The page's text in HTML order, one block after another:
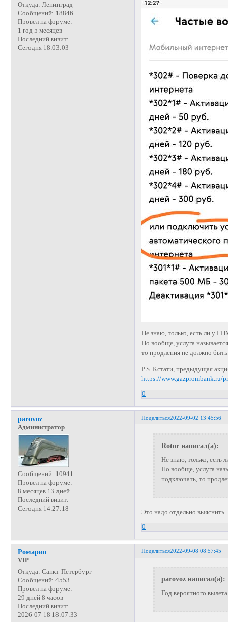
Откуда: Ленинград
Сообщений: 18846
Провел на форуме:
1 год 5 месяцев
Последний визит:
Сегодня 18:03:03
Не знаю, только, есть ли у
Но вообще, услуга
то продления не должно
P.S. Кстати, предыдущая
https://www.gazprombank.ru/
0
Поделиться2022-09-02 13:45:56
parovoz
Администратор
Сообщений: 10941
Провел на форуме:
8 месяцев 13 дней
Последний визит:
Сегодня 14:27:18
Rotor написал(а):
Не знаю, только, есть
Но вообще, услуга
подключать, то
Это надо отдельно
0
Поделиться2022-09-08 08:57:45
Ромарио
VIP
Откуда: Санкт-Петербург
Сообщений: 4553
Провел на форуме:
29 дней 8 часов
Последний визит:
2026-07-18 18:07:33
parovoz написал(а):
Год вероятного